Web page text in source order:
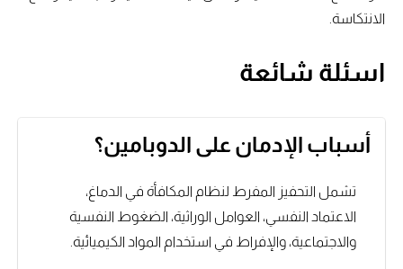
الانتكاسة.
اسئلة شائعة
أسباب الإدمان على الدوبامين؟
تشمل التحفيز المفرط لنظام المكافأة في الدماغ،
الاعتماد النفسي، العوامل الوراثية، الضغوط النفسية
والاجتماعية، والإفراط في استخدام المواد الكيميائية.